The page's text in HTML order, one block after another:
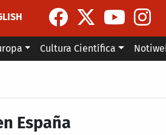
Cultura Científica
España